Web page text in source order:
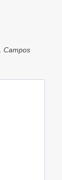
Campos